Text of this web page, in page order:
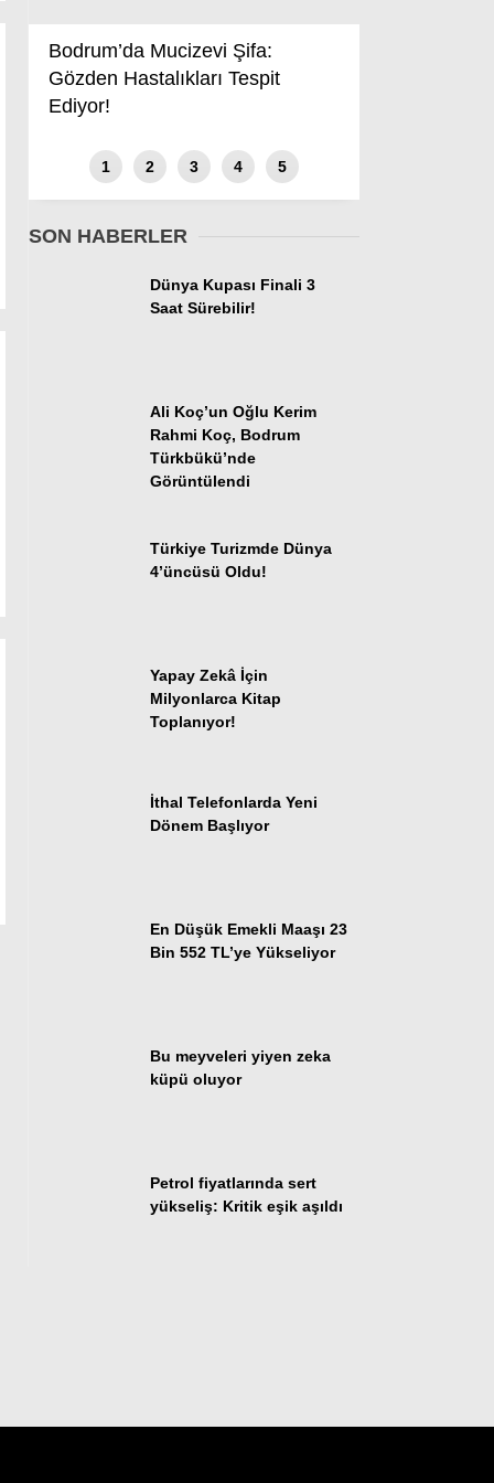
17 Samsunspor
18 Trabzonspor
Bodrum’da Mucizevi Şifa:
Gözden Hastalıkları Tespit
Ediyor!
1 2 3 4 5
SON HABERLER
Dünya Kupası Finali 3
Saat Sürebilir!
Ali Koç’un Oğlu Kerim
Rahmi Koç, Bodrum
Türkbükü’nde
Görüntülendi
Türkiye Turizmde Dünya
4’üncüsü Oldu!
Yapay Zekâ İçin
Milyonlarca Kitap
Toplanıyor!
İthal Telefonlarda Yeni
Dönem Başlıyor
En Düşük Emekli Maaşı 23
Bin 552 TL’ye Yükseliyor
Bu meyveleri yiyen zeka
küpü oluyor
Petrol fiyatlarında sert
yükseliş: Kritik eşik aşıldı